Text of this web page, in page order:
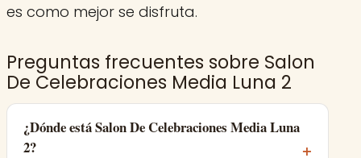
es como mejor se disfruta.
Preguntas frecuentes sobre Salon
De Celebraciones Media Luna 2
¿Dónde está Salon De Celebraciones Media Luna
2?